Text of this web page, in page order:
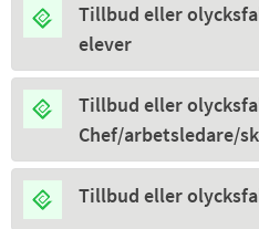
Tillbud eller
elever
Tillbud eller
Chef/arbetsledare/
Tillbud eller